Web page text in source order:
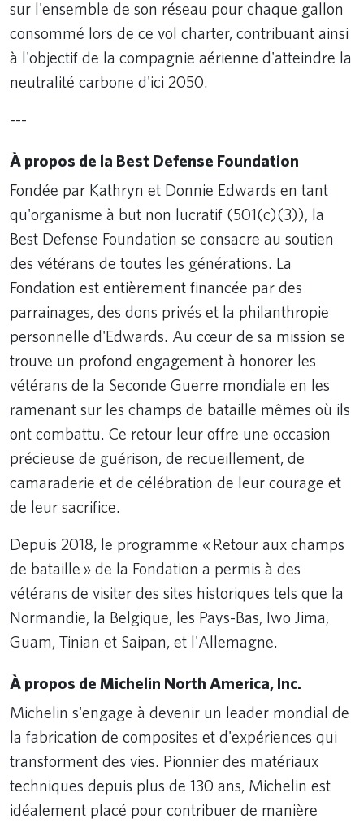
sur l'ensemble de son réseau pour chaque gallon
consommé lors de ce vol charter, contribuant ainsi
à l'objectif de la compagnie aérienne d'atteindre la
neutralité carbone d'ici 2050.
---
À propos de la Best Defense Foundation
Fondée par Kathryn et Donnie Edwards en tant
qu'organisme à but non lucratif (501(c)(3)), la
Best Defense Foundation se consacre au soutien
des vétérans de toutes les générations. La
Fondation est entièrement financée par des
parrainages, des dons privés et la philanthropie
personnelle d'Edwards. Au cœur de sa mission se
trouve un profond engagement à honorer les
vétérans de la Seconde Guerre mondiale en les
ramenant sur les champs de bataille mêmes où ils
ont combattu. Ce retour leur offre une occasion
précieuse de guérison, de recueillement, de
camaraderie et de célébration de leur courage et
de leur sacrifice.
Depuis 2018, le programme « Retour aux champs
de bataille » de la Fondation a permis à des
vétérans de visiter des sites historiques tels que la
Normandie, la Belgique, les Pays-Bas, Iwo Jima,
Guam, Tinian et Saipan, et l'Allemagne.
À propos de Michelin North America, Inc.
Michelin s'engage à devenir un leader mondial de
la fabrication de composites et d'expériences qui
transforment des vies. Pionnier des matériaux
techniques depuis plus de 130 ans, Michelin est
idéalement placé pour contribuer de manière